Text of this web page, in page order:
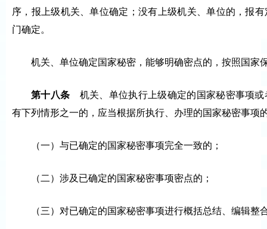
序，报上级机关、单位确定；没有上级机关、单位的，报
门确定。
机关、单位确定国家秘密，能够明确密点的，按照国家
第十八条 机关、单位执行上级确定的国家秘密事项
有下列情形之一的，应当根据所执行、办理的国家秘密事项
（一）与已确定的国家秘密事项完全一致的；
（二）涉及已确定的国家秘密事项密点的；
（三）对已确定的国家秘密事项进行概括总结、编辑整